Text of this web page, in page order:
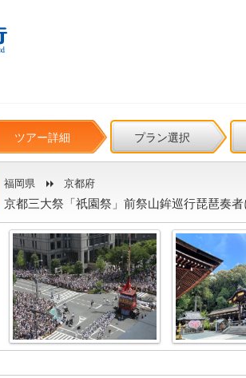
ツアー詳細 プラン選択
福岡県 京都府
京都三大祭「祇園祭」前祭山鉾巡行琵琶奏